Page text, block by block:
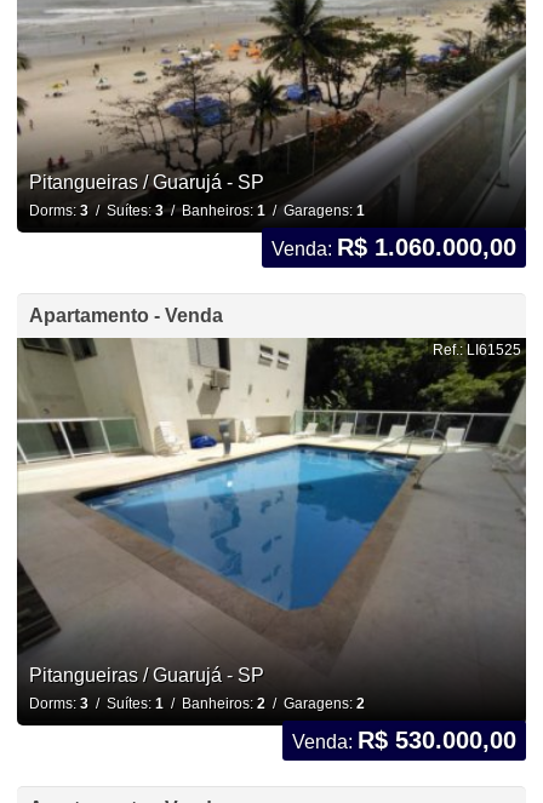
Pitangueiras / Guarujá - SP
Dorms: 3/ Suítes:3/ Banheiros: 1/ Garagens: 1
Venda: R$ 1.060.000,00
Apartamento - Venda
Ref.: LI61525
Pitangueiras / Guarujá - SP
Dorms: 3/ Suítes: 1/ Banheiros: 2/ Garagens: 2
Venda: R$ 530.000,00